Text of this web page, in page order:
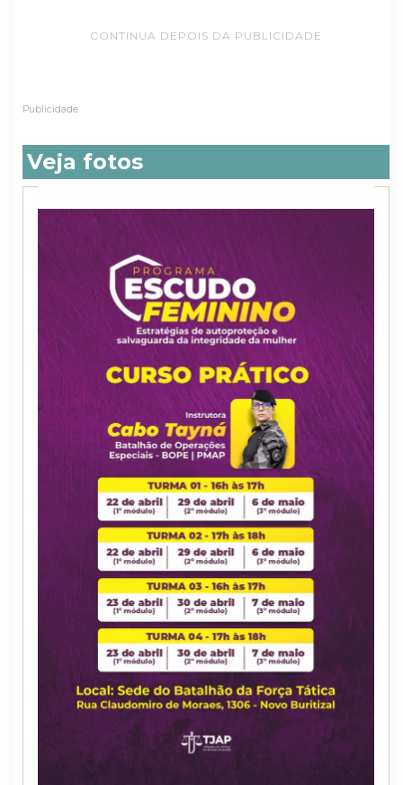
CONTINUA DEPOIS DA PUBLICIDADE
Publicidade
Veja fotos